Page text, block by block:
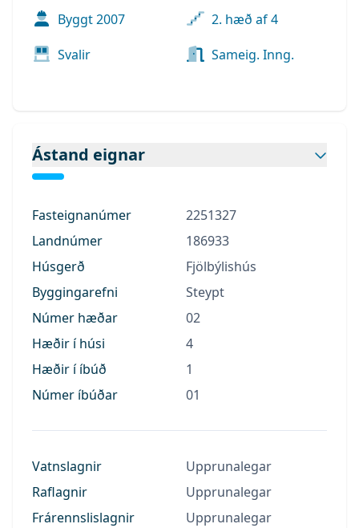
Byggt2007
2. hæð af 4
Svalir
Sameig. Inng.
Ástand eignar
Fasteignanúmer
2251327
Landnúmer
186933
Húsgerð
Fjölbýlishús
Byggingarefni
Steypt
Númer hæðar
02
Hæðir í húsi
4
Hæðir í íbúð
1
Númer íbúðar
01
Vatnslagnir
Upprunalegar
Raflagnir
Upprunalegar
Frárennslislagnir
Upprunalegar